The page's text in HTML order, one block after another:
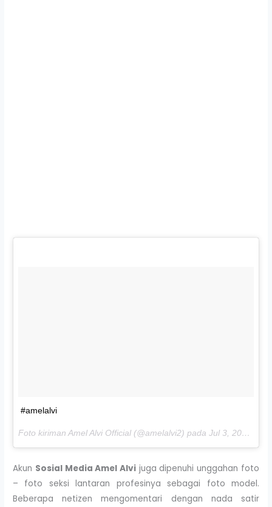
#amelalvi
Foto kiriman Amel Alvi Official (@amelalvi2) padaJul 3, 2016 pada 1:37 PDT
Akun Sosial Media Amel Alvi juga dipenuhi unggahan foto
– foto seksi lantaran profesinya sebagai foto model.
Beberapa netizen mengomentari dengan nada satir